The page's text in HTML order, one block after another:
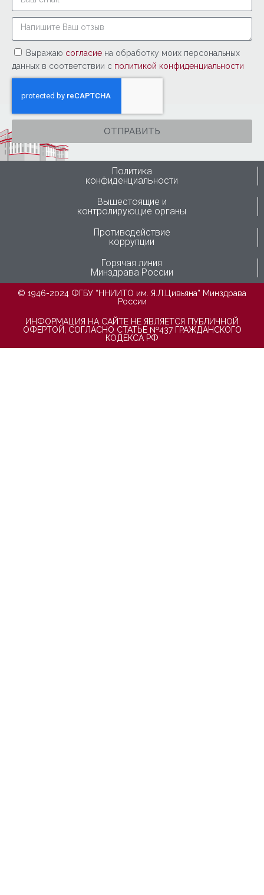
Выражаю согласие на обработку моих персональных
данных в соответствии с политикой конфиденциальности
ОТПРАВИТЬ
Политика
конфиденциальности
Вышестоящие и
контролирующие органы
Противодействие
коррупции
Горячая линия
Минздрава России
© 1946-2024 ФГБУ “ННИИТО им. Я.Л.Цивьяна” Минздрава
России
ИНФОРМАЦИЯ НА САЙТЕ НЕ ЯВЛЯЕТСЯ ПУБЛИЧНОЙ
ОФЕРТОЙ, СОГЛАСНО СТАТЬЕ №437 ГРАЖДАНСКОГО
КОДЕКСА РФ